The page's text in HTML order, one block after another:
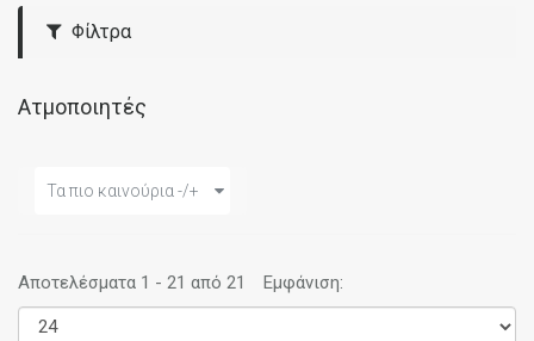
Φίλτρα
Ατμοποιητές
Τα πιο καινούρια -/+
Αποτελέσματα 1 - 21 από 21 Εμφάνιση: